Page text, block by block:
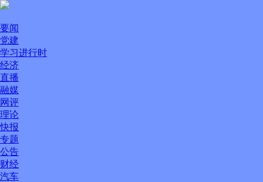
要闻
党建
学习进行时
经济
直播
融媒
网评
理论
快报
专题
公告
财经
汽车